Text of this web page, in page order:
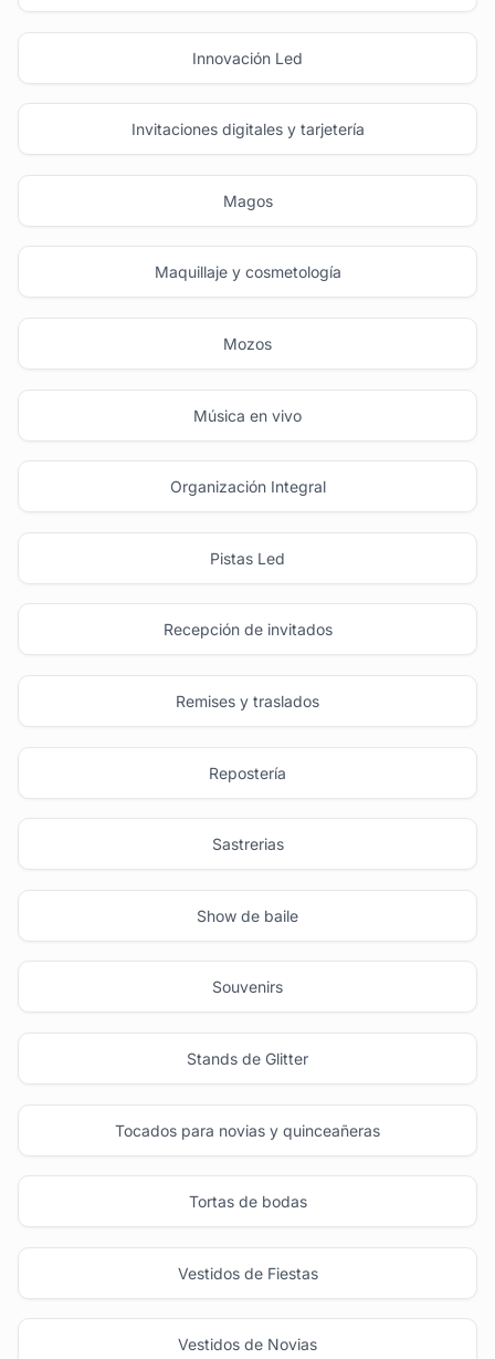
Innovación Led
Invitaciones digitales y tarjetería
Magos
Maquillaje y cosmetología
Mozos
Música en vivo
Organización Integral
Pistas Led
Recepción de invitados
Remises y traslados
Repostería
Sastrerias
Show de baile
Souvenirs
Stands de Glitter
Tocados para novias y quinceañeras
Tortas de bodas
Vestidos de Fiestas
Vestidos de Novias